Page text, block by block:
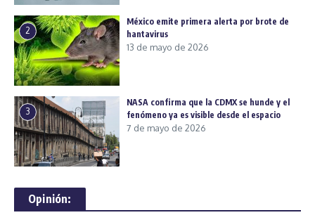
2
México emite primera alerta por brote de
hantavirus
13 de mayo de 2026
3
NASA confirma que la CDMX se hunde y el
fenómeno ya es visible desde el espacio
7 de mayo de 2026
Opinión: